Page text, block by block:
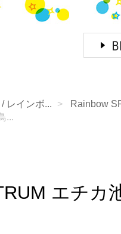
レインボ...
Rainbow
...
エチカ